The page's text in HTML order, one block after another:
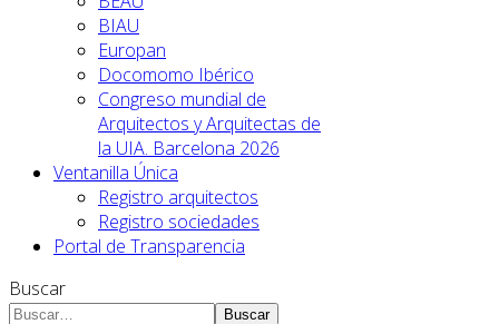
BIAU
Europan
Docomomo Ibérico
Congreso mundial de
Arquitectos y Arquitectas de
la UIA. Barcelona 2026
Ventanilla Única
Registro arquitectos
Registro sociedades
Portal de Transparencia
Buscar
Buscar